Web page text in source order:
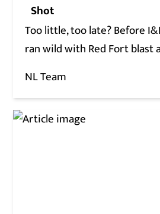
Shot
Too little, too late? Before
ran wild with Red Fort blast
NL Team